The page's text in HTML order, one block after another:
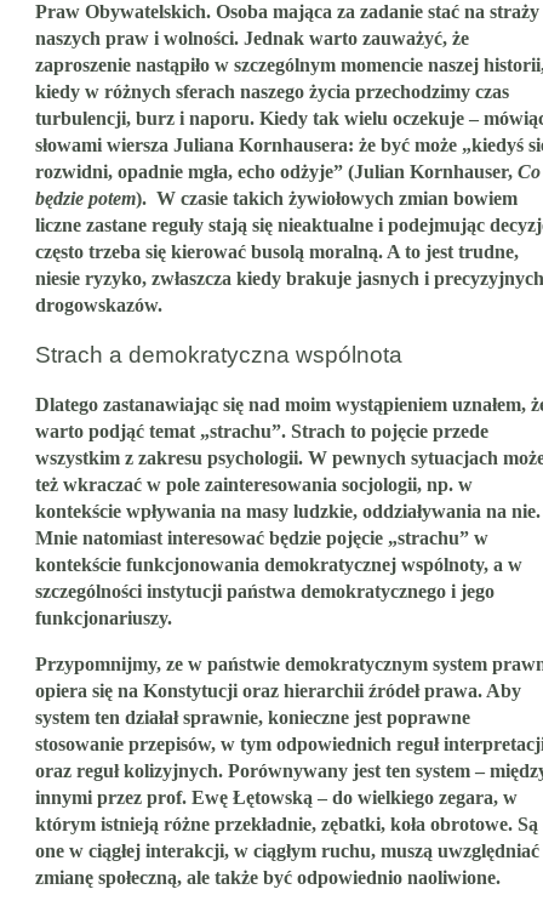
Praw Obywatelskich. Osoba mająca za zadanie stać na straży
naszych praw i wolności. Jednak warto zauważyć, że
zaproszenie nastąpiło w szczególnym momencie naszej
kiedy w różnych sferach naszego życia przechodzimy czas
turbulencji, burz i naporu. Kiedy tak wielu oczekuje –
słowami wiersza Juliana Kornhausera: że być może „kiedyś
rozwidni, opadnie mgła, echo odżyje” (Julian Kornhauser, Co
będzie potem). W czasie takich żywiołowych zmian bowiem
liczne zastane reguły stają się nieaktualne i podejmując
często trzeba się kierować busolą moralną. A to jest trudne,
niesie ryzyko, zwłaszcza kiedy brakuje jasnych i precyzyjnych
drogowskazów.
Strach a demokratyczna wspólnota
Dlatego zastanawiając się nad moim wystąpieniem uznałem,
warto podjąć temat „strachu”. Strach to pojęcie przede
wszystkim z zakresu psychologii. W pewnych sytuacjach
też wkraczać w pole zainteresowania socjologii, np. w
kontekście wpływania na masy ludzkie, oddziaływania na nie.
Mnie natomiast interesować będzie pojęcie „strachu” w
kontekście funkcjonowania demokratycznej wspólnoty, a w
szczególności instytucji państwa demokratycznego i jego
funkcjonariuszy.
Przypomnijmy, ze w państwie demokratycznym system
opiera się na Konstytucji oraz hierarchii źródeł prawa. Aby
system ten działał sprawnie, konieczne jest poprawne
stosowanie przepisów, w tym odpowiednich reguł
oraz reguł kolizyjnych. Porównywany jest ten system –
innymi przez prof. Ewę Łętowską – do wielkiego zegara, w
którym istnieją różne przekładnie, zębatki, koła obrotowe. Są
one w ciągłej interakcji, w ciągłym ruchu, muszą uwzględniać
zmianę społeczną, ale także być odpowiednio naoliwione.